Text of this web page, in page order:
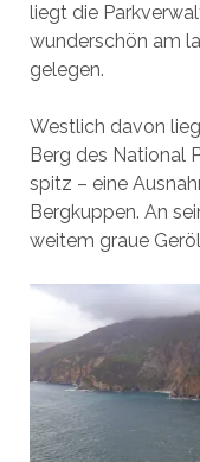
liegt die
wunderschön am
gelegen.
Westlich davon
Berg des National
spitz – eine
Bergkuppen. An
weitem graue